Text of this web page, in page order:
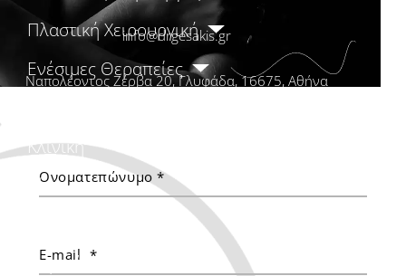
Πλαστική Χειρουργική
Ενέσιμες Θεραπείες
Κλινική
Βίντεο
Ιατρικά Νέα
info@drgesakis.gr
Ναπολέοντος Ζέρβα 20, Γλυφάδα, 16675, Αθήνα